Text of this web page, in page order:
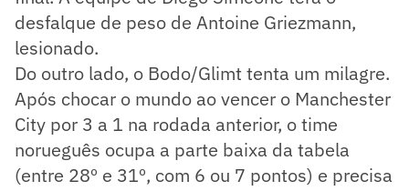
desfalque de peso de Antoine Griezmann,
lesionado.
Do outro lado, o Bodo/Glimt tenta um milagre.
Após chocar o mundo ao vencer o Manchester
City por 3 a 1 na rodada anterior, o time
norueguês ocupa a parte baixa da tabela
(entre 28º e 31º, com 6 ou 7 pontos) e precisa